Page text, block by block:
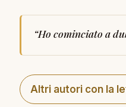
“Ho cominciato a
Altri autori con la